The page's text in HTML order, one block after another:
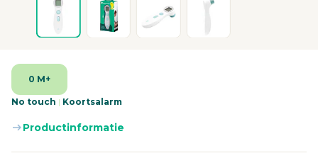
0 M+
No touch | Koortsalarm
Productinformatie